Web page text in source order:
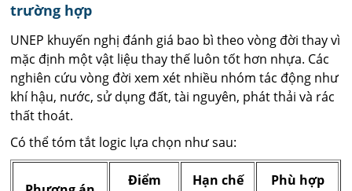
trường hợp
UNEP khuyến nghị đánh giá bao bì theo vòng đời thay vì
mặc định một vật liệu thay thế luôn tốt hơn nhựa. Các
nghiên cứu vòng đời xem xét nhiều nhóm tác động như
khí hậu, nước, sử dụng đất, tài nguyên, phát thải và rác
thất thoát.
Có thể tóm tắt logic lựa chọn như sau:
Điểm
Hạn chế
Phù hợp